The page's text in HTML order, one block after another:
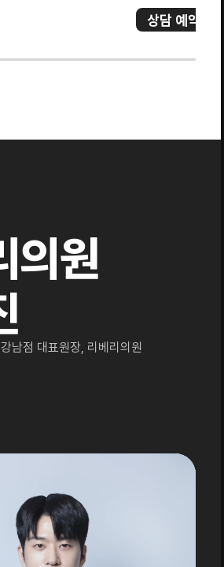
상담 예약
의원
남점 대표원장, 리베리의원